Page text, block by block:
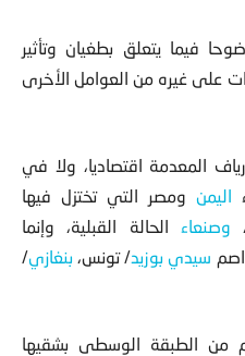
فيما يتعلق بطغيان وتأثير
على غيره من العوامل الأخرى
المعدمة اقتصاديا، ولا في
اليمن ومصر التي تختزل فيها
وصنعاء الحالة القبلية، وإنما
سيدي بوزيد/ تونس، بنغازي/
من الطبقة الوسطى بشقيها